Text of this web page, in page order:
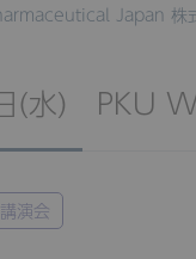
Japan 株
(水) PKU
演会